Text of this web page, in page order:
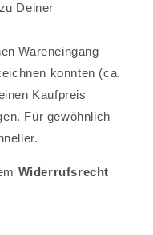
Deiner
Wareneingang
konnten (ca.
Kaufpreis
Für gewöhnlich
Widerrufsrecht